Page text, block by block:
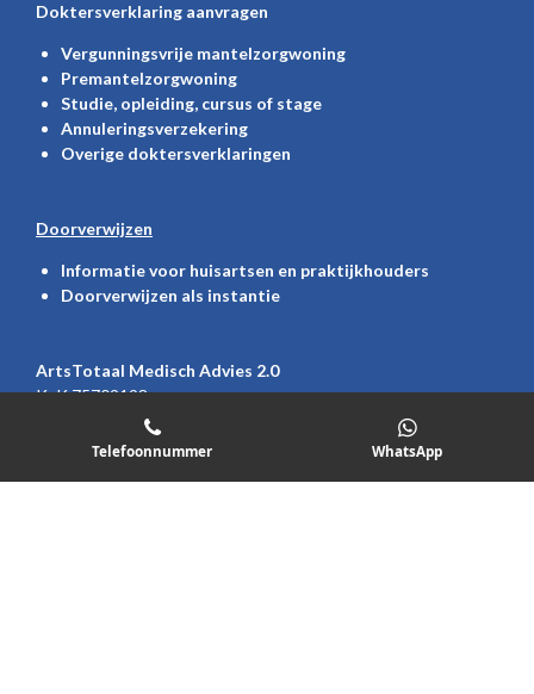
Doktersverklaring aanvragen
Vergunningsvrije mantelzorgwoning
Premantelzorgwoning
Studie, opleiding, cursus of stage
Annuleringsverzekering
Overige doktersverklaringen
Doorverwijzen
Informatie voor huisartsen en praktijkhouders
Doorverwijzen als instantie
ArtsTotaal Medisch Advies 2.0
KvK 75709198
NL001683956B40
088-8200033(Telefoon)
085-0508033(WhatsApp)
Telefoonnummer WhatsApp